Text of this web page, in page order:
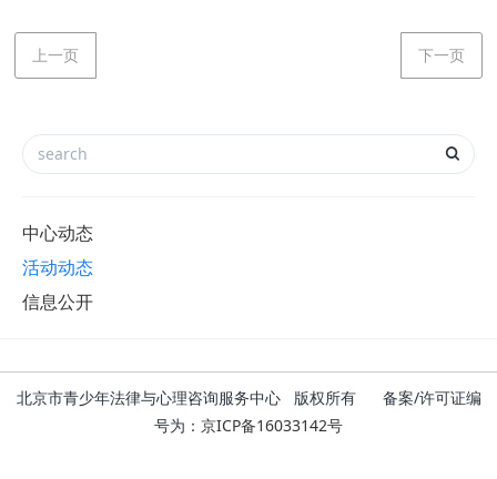
上一页 下一页
中心动态
活动动态
信息公开
北京市青少年法律与心理咨询服务中心 版权所有 备案/许可证编
号为： 京ICP备16033142号